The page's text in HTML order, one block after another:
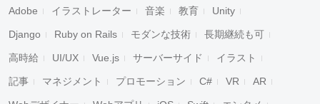
Adobe イラストレーター 音楽 教育 Unity
Django Ruby on Rails モダンな技術 長期継続も可
高時給 UI/UX Vue.js サーバーサイド イラスト
記事 マネジメント プロモーション C# VR AR